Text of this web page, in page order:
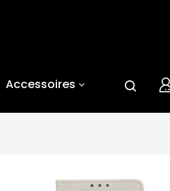
Accessoires